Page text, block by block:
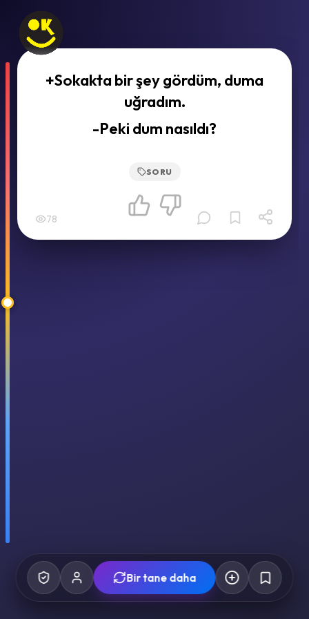
+Sokakta bir şey gördüm, duma
uğradım.
-Peki dum nasıldı?
SORU
78
Bir tane daha